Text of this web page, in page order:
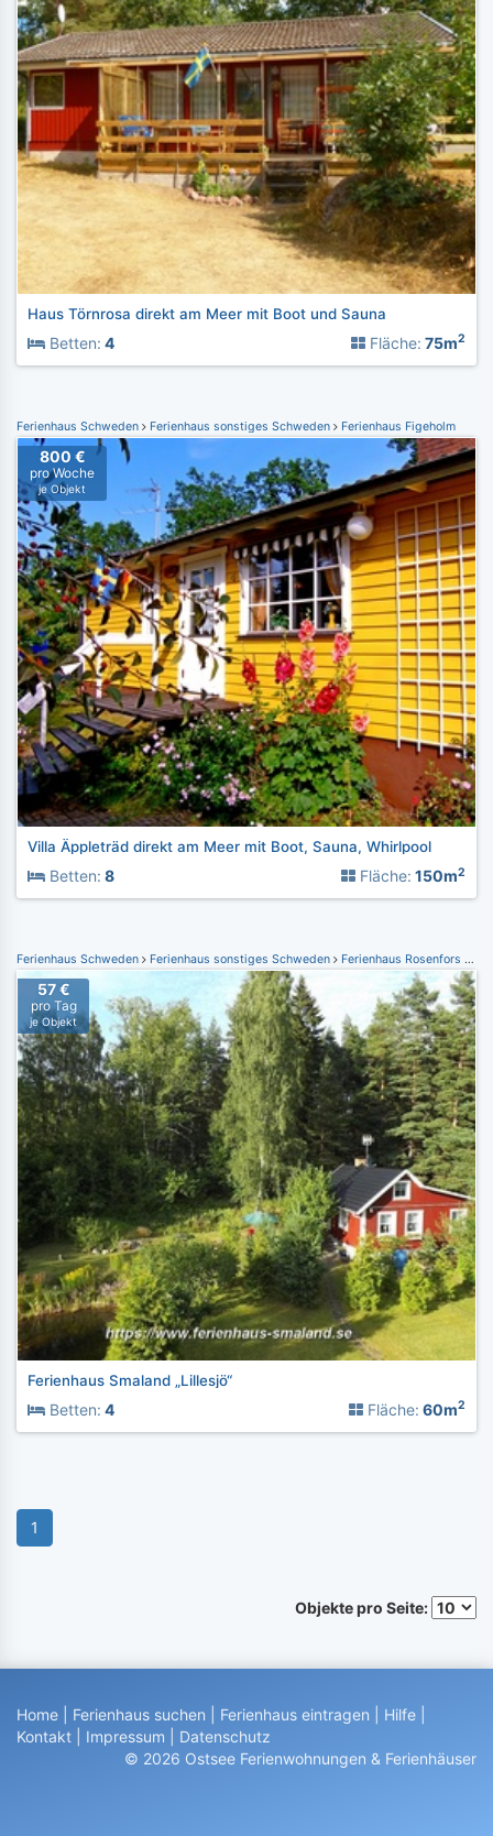
Haus Törnrosa direkt am Meer mit Boot und Sauna
Betten: 4 Fläche: 75m2
Ferienhaus Schweden Ferienhaus sonstiges Schweden Ferienhaus Figeholm
800 €
pro Woche
je Objekt
Villa Äppleträd direkt am Meer mit Boot, Sauna, Whirlpool
Betten: 8 Fläche: 150m2
Ferienhaus Schweden Ferienhaus sonstiges Schweden Ferienhaus Rosenfors Småland
57 €
pro Tag
je Objekt
Ferienhaus Smaland „Lillesjö“
Betten: 4 Fläche: 60m2
1
Objekte pro Seite:
Home Ferienhaus suchen Ferienhaus eintragen Hilfe
Kontakt
Impressum
Datenschutz
© 2026 Ostsee Ferienwohnungen & Ferienhäuser